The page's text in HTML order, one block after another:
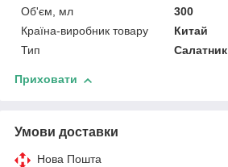
Об'єм, мл
300
Країна-виробник товару
Китай
Тип
Салатник
Приховати
Умови доставки
Нова Пошта